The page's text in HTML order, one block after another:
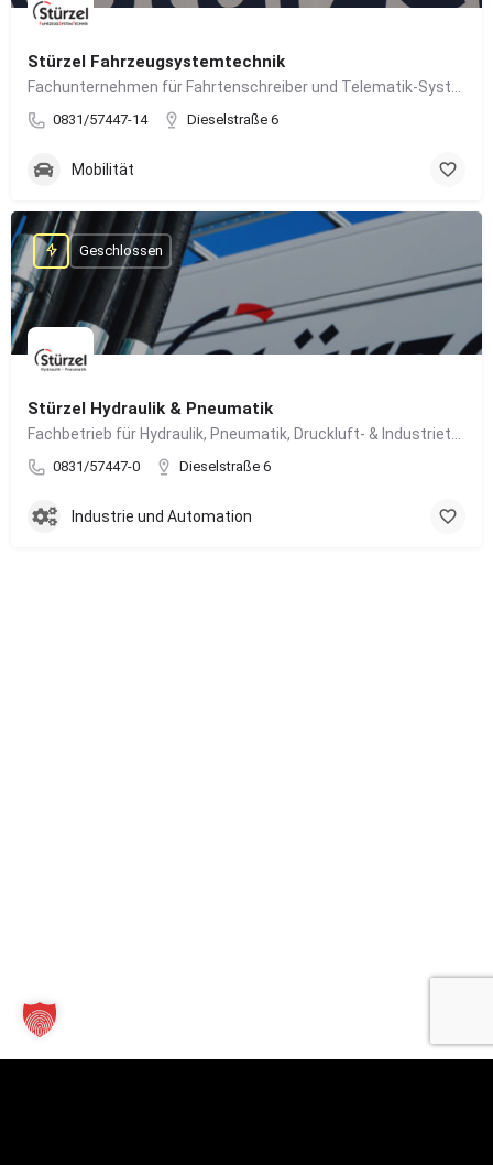
Stürzel Fahrzeugsystemtechnik
0831/57447-14 Dieselstraße 6
Mobilität
Stürzel Hydraulik & Pneumatik
0831/57447-0 Dieselstraße 6
Geschlossen
Industrie und Automation